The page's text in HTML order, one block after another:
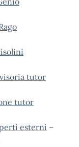
tutor
tutor
esterni –